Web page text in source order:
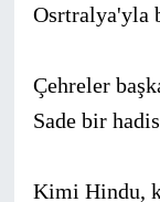
Osrtralya'yla
Çehreler
Sade bir
Kimi Hindu,